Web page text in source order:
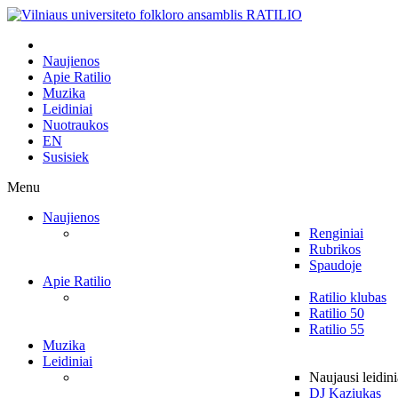
Naujienos
Apie Ratilio
Muzika
Leidiniai
Nuotraukos
EN
Susisiek
Menu
Naujienos
Renginiai
Rubrikos
Spaudoje
Apie Ratilio
Ratilio klubas
Ratilio 50
Ratilio 55
Muzika
Leidiniai
Naujausi
DJ Kaziukas